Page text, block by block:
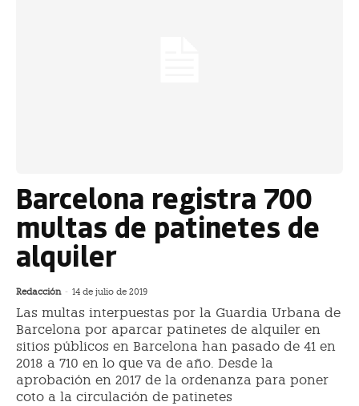
Barcelona registra 700
multas de patinetes de
alquiler
Redacción - 14 de julio de 2019
Las multas interpuestas por la Guardia Urbana de
Barcelona por aparcar patinetes de alquiler en
sitios públicos en Barcelona han pasado de 41 en
2018 a 710 en lo que va de año. Desde la
aprobación en 2017 de la ordenanza para poner
coto a la circulación de patinetes